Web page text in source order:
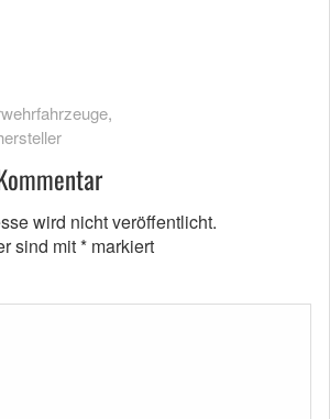
,
wird nicht veröffentlicht.
sind mit* markiert